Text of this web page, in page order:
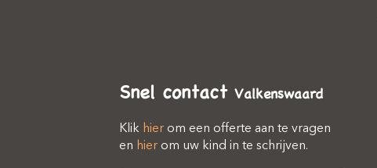
Snel contact Valkenswaard
Klik hier om een offerte aan te vragen
en hier om uw kind in te schrijven.